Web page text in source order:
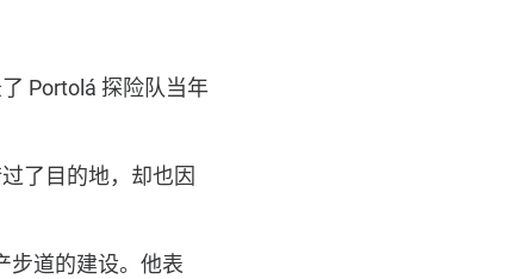
Portolá 探险队当年
了目的地，却也因
步道的建设。他表